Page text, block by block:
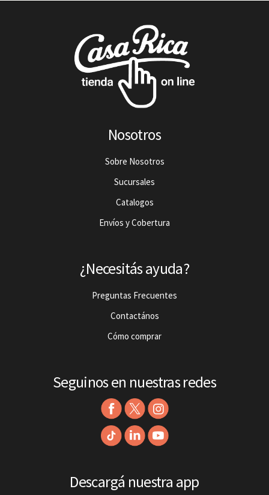
Nosotros
Sobre Nosotros
Sucursales
Catalogos
Envíos y Cobertura
¿Necesitás ayuda?
Preguntas Frecuentes
Contactános
Cómo comprar
Seguinos en nuestras redes
Descargá nuestra app